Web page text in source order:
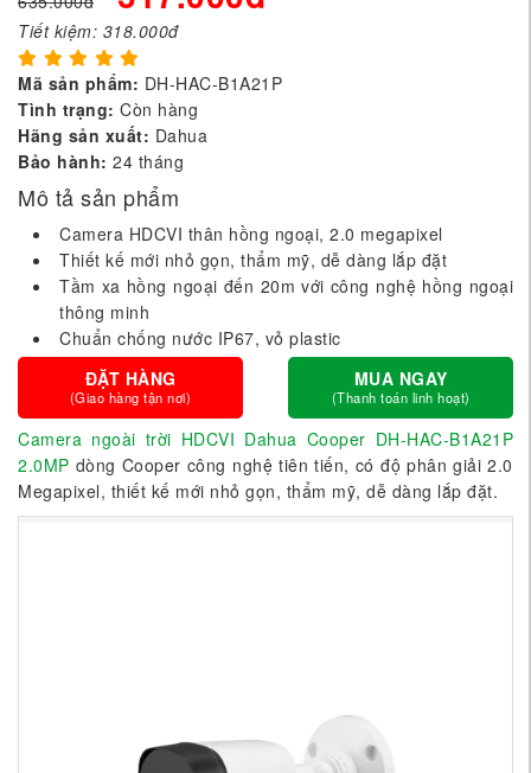
Tiết kiệm: 318.000đ
Mã sản phẩm: DH-HAC-B1A21P
Tình trạng: Còn hàng
Hãng sản xuất: Dahua
Bảo hành: 24 tháng
Mô tả sản phẩm
Camera HDCVI thân hồng ngoại, 2.0 megapixel
Thiết kế mới nhỏ gọn, thẩm mỹ, dễ dàng lắp đặt
Tầm xa hồng ngoại đến 20m với công nghệ hồng ngoại
thông minh
Chuẩn chống nước IP67, vỏ plastic
ĐẶT HÀNG
(Giao hàng tận nơi)
MUA NGAY
(Thanh toán linh hoạt)
Camera ngoài trời HDCVI Dahua Cooper DH-HAC-B1A21P
2.0MP dòng Cooper công nghệ tiên tiến, có độ phân giải 2.0
Megapixel, thiết kế mới nhỏ gọn, thẩm mỹ, dễ dàng lắp đặt.